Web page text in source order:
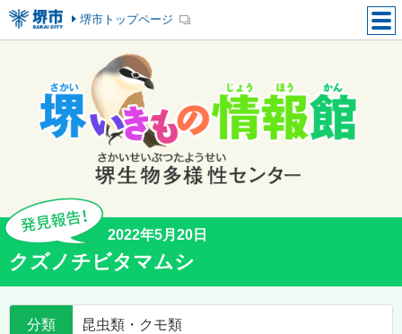
堺市トップページ
2022年5月20日
クズノチビタマムシ
分類 昆虫類・クモ類